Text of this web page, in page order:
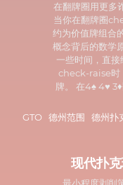
在翻牌圈用更多
当你在翻牌圈
约为价值牌组合
概念背后的数学
一些时间，直
check-raise时
牌。 在4♠ 4♥
GTO
德州范围 德州扑
现代扑